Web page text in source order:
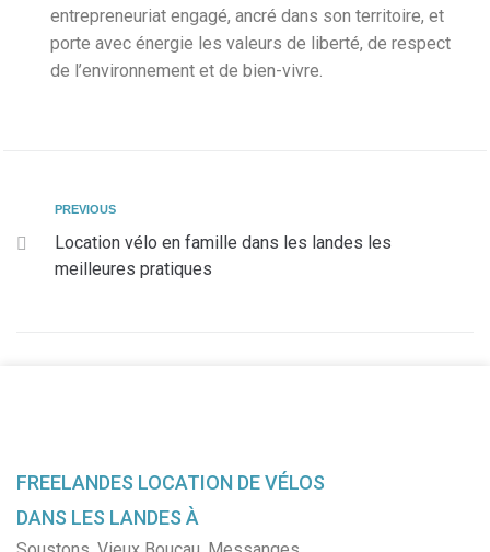
entrepreneuriat engagé, ancré dans son territoire, et
porte avec énergie les valeurs de liberté, de respect
de l’environnement et de bien-vivre.
PREVIOUS
Location vélo en famille dans les landes les
meilleures pratiques
FREELANDES LOCATION DE VÉLOS
DANS LES LANDES À